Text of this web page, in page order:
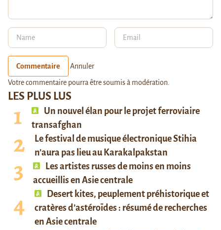
LES PLUS LUS
Un nouvel élan pour le projet ferroviaire
transafghan
Le festival de musique électronique Stihia
n’aura pas lieu au Karakalpakstan
Les artistes russes de moins en moins
accueillis en Asie centrale
Desert kites, peuplement préhistorique et
cratères d’astéroïdes : résumé de recherches
en Asie centrale
Commentaire Annuler
Votre commentaire pourra être soumis à modération.